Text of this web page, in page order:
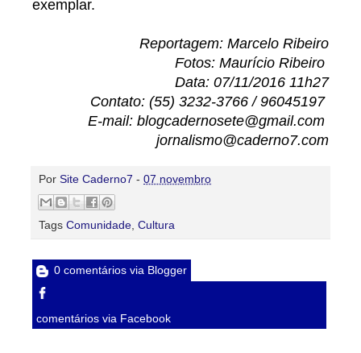
exemplar.
Reportagem: Marcelo Ribeiro
Fotos: Maurício Ribeiro
Data: 07/11/2016 11h27
Contato: (55) 3232-3766 / 96045197
E-mail: blogcadernosete@gmail.com
jornalismo@caderno7.com
Por Site Caderno7 - 07 novembro
Tags Comunidade Cultura
0 comentários via Blogger
comentários via Facebook